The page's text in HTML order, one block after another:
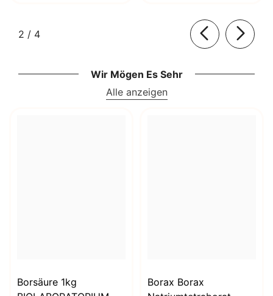
2 / von
4
Wir Mögen Es Sehr
Alle anzeigen
Borsäure 1kg
Borax Borax